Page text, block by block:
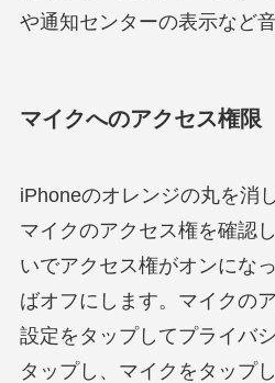
や通知センターの表示など
マイクへのアクセス権限
iPhoneのオレンジの丸を消
マイクのアクセス権を確認
いでアクセス権がオンにな
ばオフにします。マイクの
設定をタップしてプライバ
タップし、マイクをタップ